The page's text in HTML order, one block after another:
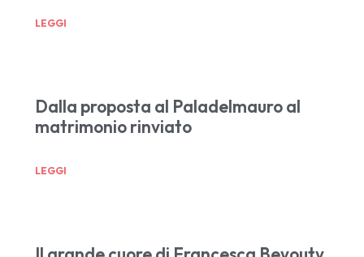
LEGGI
Dalla proposta al Paladelmauro al
matrimonio rinviato
LEGGI